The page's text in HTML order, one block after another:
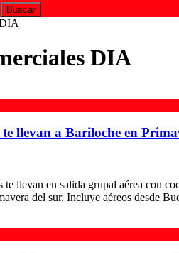
DIA
llevan a Bariloche en
llevan en salida grupal aérea con
del sur. Incluye aéreos desde